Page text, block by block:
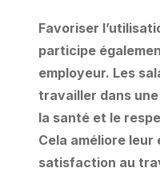
Favoriser
participe
employeur. Les
travailler dans
la santé et le
Cela améliore
satisfaction au